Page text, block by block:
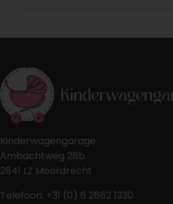
Kinderwagengarage
Ambachtweg 28b
2841 LZ Moordrecht
Telefoon: +31 (0) 6 2862 1330